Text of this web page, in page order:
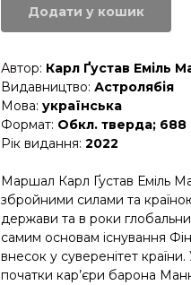
Додати у кошик
Автор: Карл Ґустав Еміль
Видавництво: Астролябія
Мова: українська
Формат: Обкл. тверда; 688
Рік видання: 2022
Маршал Карл Ґустав Еміль
збройними силами та
держави та в роки
самим основам існування
внесок у суверенітет
початки кар’єри барона